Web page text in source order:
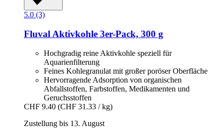
5.0 (3)
Fluval Aktivkohle 3er-​Pack, 300 g
Hochgradig reine Aktivkohle speziell für
Aquarienfilterung
Feines Kohlegranulat mit großer poröser Oberfläche
Hervorragende Adsorption von organischen
Abfallstoffen, Farbstoffen, Medikamenten und
Geruchsstoffen
CHF 9.40 (CHF 31.33 / kg)
Zustellung bis 13. August